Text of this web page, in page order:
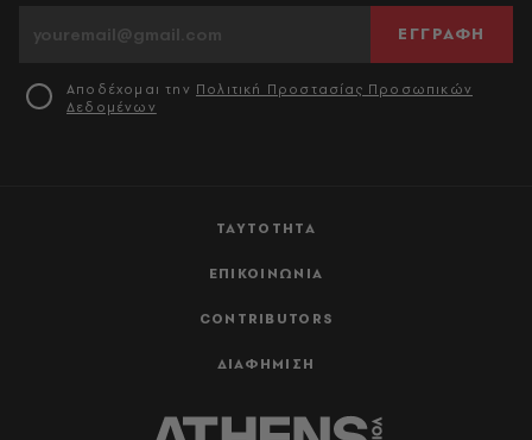
ΤΑΥΤΟΤΗΤΑ
ΕΠΙΚΟΙΝΩΝΙΑ
CONTRIBUTORS
ΔΙΑΦΗΜΙΣΗ
ΕΓΓΡΑΦΗ
Αποδέχομαι την Πολιτική Προστασίας Προσωπικών
Δεδομένων